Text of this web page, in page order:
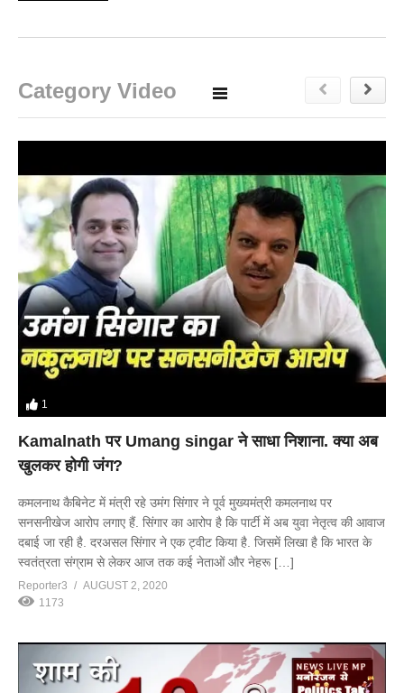
Category Video a
1
Kamalnath पर Umang singar ने साधा निशाना. क्या अब
खुलकर होगी जंग?
कमलनाथ कैबिनेट में मंत्री रहे उमंग सिंगार ने पूर्व मुख्यमंत्री कमलनाथ पर
सनसनीखेज आरोप लगाए हैं. सिंगार का आरोप है कि पार्टी में अब युवा नेतृत्व की आवाज
दबाई जा रही है. दरअसल सिंगार ने एक ट्वीट किया है. जिसमें लिखा है कि भारत के
स्वतंत्रता संग्राम से लेकर आज तक कई नेताओं और नेहरू […]
Reporter3
AUGUST 2, 2020
1173